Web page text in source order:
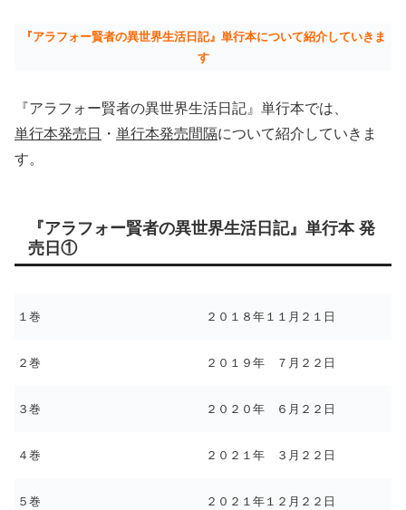
『アラフォー賢者の異世界生活日記』単行本について紹介していきま
す
『アラフォー賢者の異世界生活日記』単行本では、
単行本発売日
・ 単行本発売間隔について紹介していきま
す。
『アラフォー賢者の異世界生活日記』単行本 発
売日①
１巻 ２０１８年１１月２１日
２巻 ２０１９年 ７月２２日
３巻 ２０２０年 ６月２２日
４巻 ２０２１年 ３月２２日
５巻 ２０２１年１２月２２日